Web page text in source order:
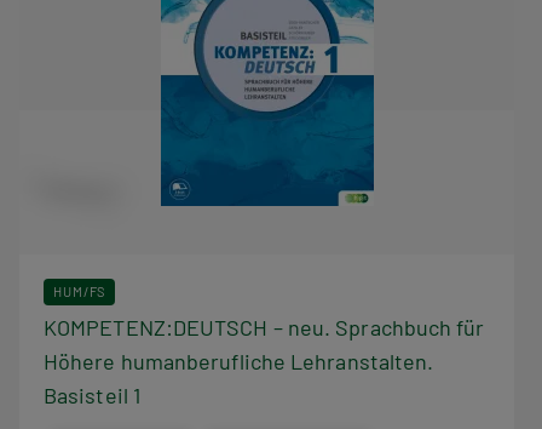
HUM/FS
KOMPETENZ:DEUTSCH – neu. Sprachbuch für
Höhere humanberufliche Lehranstalten.
Basisteil 1